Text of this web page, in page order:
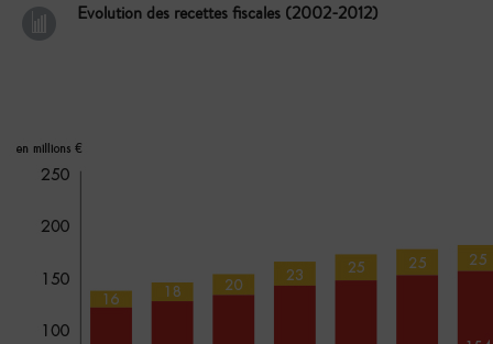
Evolution des recettes fiscales (2002-2012)